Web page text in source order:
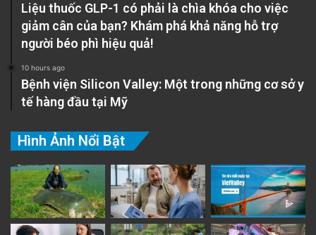
Liệu thuốc GLP-1 có phải là chìa khóa cho việc
giảm cân của bạn? Khám phá khả năng hỗ trợ
người béo phì hiệu quả!
10 hours ago
Bệnh viện Silicon Valley: Một trong những cơ sở y
tế hàng đầu tại Mỹ
Hình Ảnh Nổi Bật